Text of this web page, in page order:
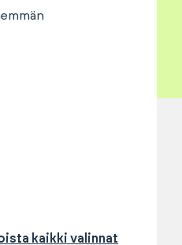
kaikki valinnat